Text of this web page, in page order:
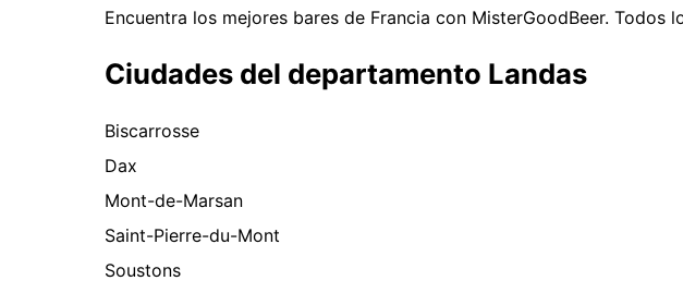
Encuentra los mejores bares de Francia con MisterGoodBeer.
Ciudades del departamento Landas
Biscarrosse
Dax
Mont-de-Marsan
Saint-Pierre-du-Mont
Soustons